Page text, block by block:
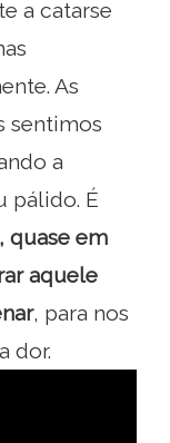
a catarse
As
sentimos
a
pálido. É
quase em
aquele
, para nos
dor.